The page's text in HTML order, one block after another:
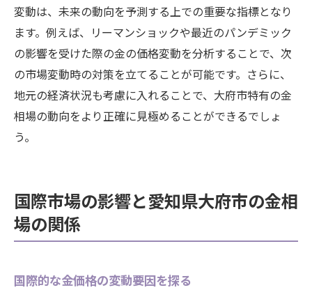
季節的要因が金相場に与える影響を理解しよう
季節ごとの金相場の傾向を分析する方法
年末年始が市場に与える影響の考察
農業収穫期と金市場の関係性
特定の季節イベントと金相場の動き
変動は、未来の動向を予測する上での重要な指標となり
ます。例えば、リーマンショックや最近のパンデミック
の影響を受けた際の金の価格変動を分析することで、次
の市場変動時の対策を立てることが可能です。さらに、
地元の経済状況も考慮に入れることで、大府市特有の金
相場の動向をより正確に見極めることができるでしょ
う。
国際市場の影響と愛知県大府市の金相
場の関係
国際的な金価格の変動要因を探る